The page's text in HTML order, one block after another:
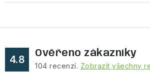
4.8
Ověřeno zákazníky
104 recenzí. Zobrazit všechny